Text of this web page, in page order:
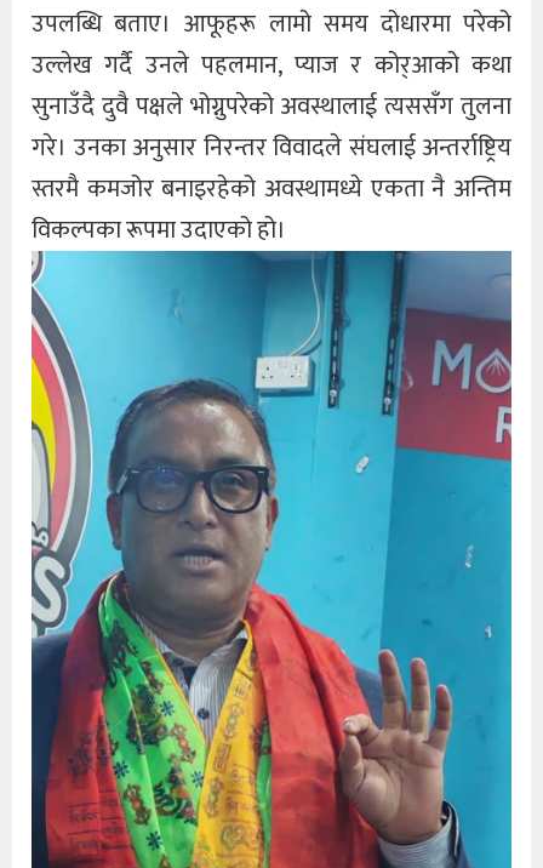
उपलब्धि बताए। आफूहरू लामो समय दोधारमा परेको
उल्लेख गर्दै उनले पहलमान, प्याज र कोर्‌आको कथा
सुनाउँदै दुवै पक्षले भोग्नुपरेको अवस्थालाई त्यससँग तुलना
गरे। उनका अनुसार निरन्तर विवादले संघलाई अन्तर्राष्ट्रिय
स्तरमै कमजोर बनाइरहेको अवस्थामध्ये एकता नै अन्तिम
विकल्पका रूपमा उदाएको हो।